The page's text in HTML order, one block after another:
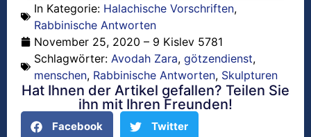
In Kategorie: Halachische Vorschriften,
Rabbinische Antworten
November 25, 2020 – 9 Kislev 5781
Schlagwörter: Avodah Zara, götzendienst,
menschen, Rabbinische Antworten, Skulpturen
Hat Ihnen der Artikel gefallen? Teilen Sie
ihn mit Ihren Freunden!
Facebook Twitter